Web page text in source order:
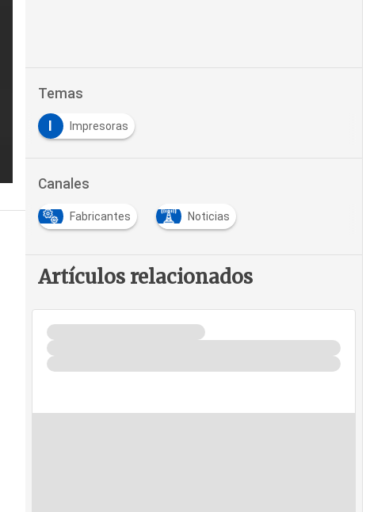
Temas
Impresoras
Canales
Fabricantes Noticias
Artículos relacionados